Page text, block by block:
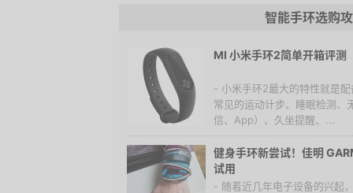
智能手环选购
MI 小米手环2简单开箱评测
- 小米手环2最大的特性就是
常见的运动计步、睡眠检测、
信、App）、久坐提醒、...
健身手环新尝试！佳明
试用
- 随着近几年电子设备的兴起